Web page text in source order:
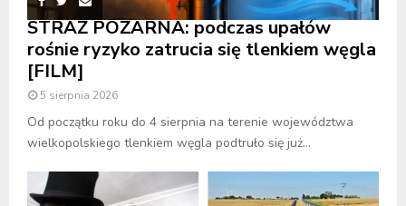
STRAŻ POŻARNA: podczas upałów
rośnie ryzyko zatrucia się tlenkiem węgla
[FILM]
5 sierpnia 2026
Od początku roku do 4 sierpnia na terenie województwa
wielkopolskiego tlenkiem węgla podtruło się już...